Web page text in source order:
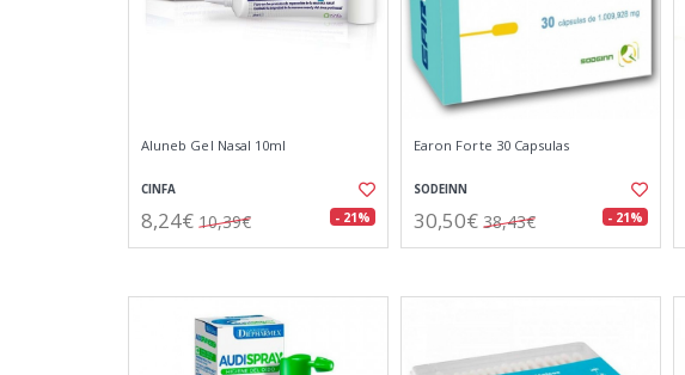
Aluneb Gel Nasal 10ml
CINFA
8,24€ 10,39€ - 21%
Earon Forte 30 Capsulas
SODEINN
30,50€ 38,43€ - 21%